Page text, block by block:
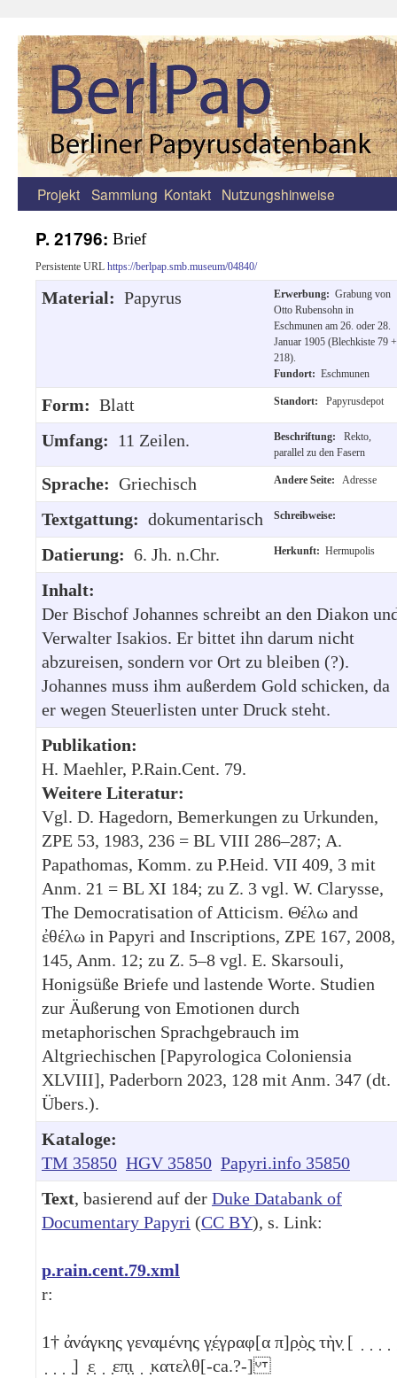
Zum
springen
Projekt Sammlung Kontakt Nutzungshinweise
P. 21796: Brief
Persistente URL https://berlpap.smb.museum/04840/
Material: Papyrus Erwerbung: Grabung von
Otto Rubensohn in
Eschmunen am 26. oder 28.
Januar 1905 (Blechkiste 79 +
218).
Fundort: Eschmunen
Form: Blatt Standort: Papyrusdepot
Umfang: 11 Zeilen. Beschriftung:
Rekto,
parallel zu den Fasern
Sprache: Griechisch Andere Seite: Adresse
Textgattung: dokumentarisch Schreibweise:
Datierung: 6. Jh. n.Chr. Herkunft: Hermupolis
Inhalt:
Der Bischof Johannes schreibt an den Diakon
Verwalter Isakios. Er bittet ihn darum nicht
abzureisen, sondern vor Ort zu bleiben (?).
Johannes muss ihm außerdem Gold schicken, da
er wegen Steuerlisten unter Druck steht.
Publikation:
H. Maehler, P.Rain.Cent. 79.
Weitere Literatur:
Vgl. D. Hagedorn, Bemerkungen zu Urkunden,
ZPE 53, 1983, 236 = BL VIII 286–287; A.
Papathomas, Komm. zu P.Heid. VII 409, 3 mit
Anm. 21 = BL XI 184; zu Z. 3 vgl. W. Clarysse,
The Democratisation of Atticism. Θέλω and
ἐθέλω in Papyri and Inscriptions, ZPE 167, 2008,
145, Anm. 12; zu Z. 5–8 vgl. E. Skarsouli,
Honigsüße Briefe und lastende Worte. Studien
zur Äußerung von Emotionen durch
metaphorischen Sprachgebrauch im
Altgriechischen [Papyrologica Coloniensia
XLVIII], Paderborn 2023, 128 mit Anm. 347 (dt.
Übers.).
Kataloge:
TM 35850 HGV 35850 Papyri.info 35850
Text, basierend auf der Duke Databank of
Documentary Papyri (CC BY), s. Link:
p.rain.cent.79.xml
r:
1† ἀνάγκης γεναμένης γ̣έ̣γραφ[α π]ρ̣ὸ̣ς̣ τὴν̣ [ ̣ ̣ ̣ ̣ ̣
̣ ̣ ̣ ̣] ̣ε̣ ̣ ̣επ̣ι̣ ̣ ̣κατελθ[-ca.?-]